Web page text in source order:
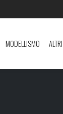
MODELLISMO